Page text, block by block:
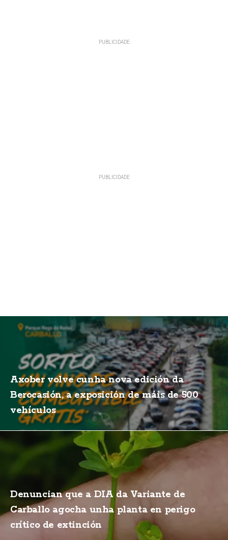
Axober volve cunha nova edición da
Berocasión, a exposición de máis de 500
vehículos
Denuncian que a DIA da Variante de
Carballo agocha unha planta en perigo
crítico de extinción